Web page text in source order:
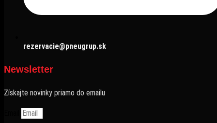
rezervacie@pneugrup.sk
Newsletter
Získajte novinky priamo do emailu